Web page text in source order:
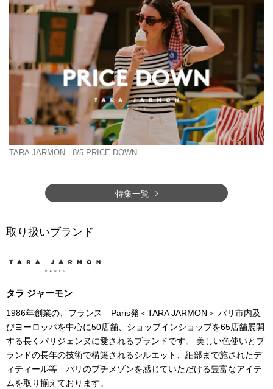
TARA JARMON 8/5 PRICE DOWN
特集一覧
取り扱いブランド
タラ ジャーモン
1986年創業の、フランス Paris発＜TARA JARMON＞ パリ市内及
びヨーロッパを中心に50店舗、ショップインショップを65店舗展開
する長くパリジェンヌに愛されるブランドです。 美しい色使いとブ
ランドの長年の技術で構築されるシルエット、細部まで施されたデ
ィティール等 パリのプチメゾンを感じていただける豊富なアイテ
ムを取り揃えております。